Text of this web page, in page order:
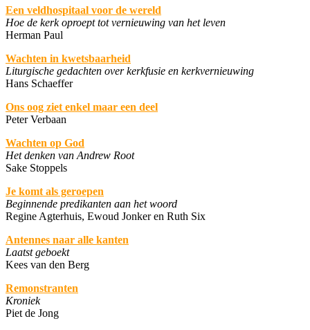
Een veldhospitaal voor de wereld
Hoe de kerk oproept tot vernieuwing van het leven
Herman Paul
Wachten in kwetsbaarheid
Liturgische gedachten over kerkfusie en kerkvernieuwing
Hans Schaeffer
Ons oog ziet enkel maar een deel
Peter Verbaan
Wachten op God
Het denken van Andrew Root
Sake Stoppels
Je komt als geroepen
Beginnende predikanten aan het woord
Regine Agterhuis, Ewoud Jonker en Ruth Six
Antennes naar alle kanten
Laatst geboekt
Kees van den Berg
Remonstranten
Kroniek
Piet de Jong